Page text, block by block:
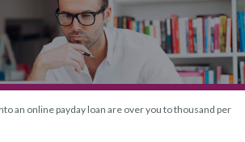
an online payday loan are over you to thousand per